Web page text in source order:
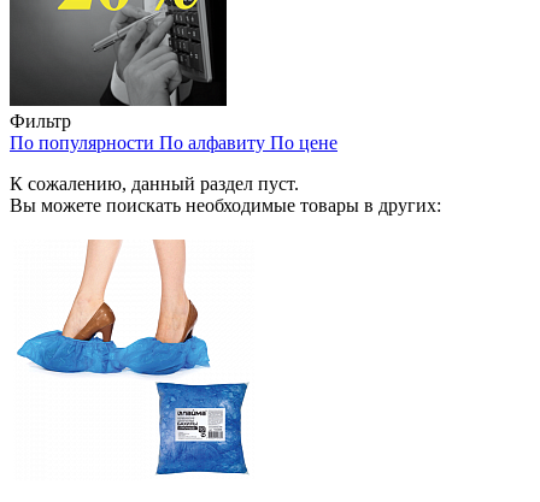
Фильтр
По популярности По алфавиту По цене
К сожалению, данный раздел пуст.
Вы можете поискать необходимые товары в других: